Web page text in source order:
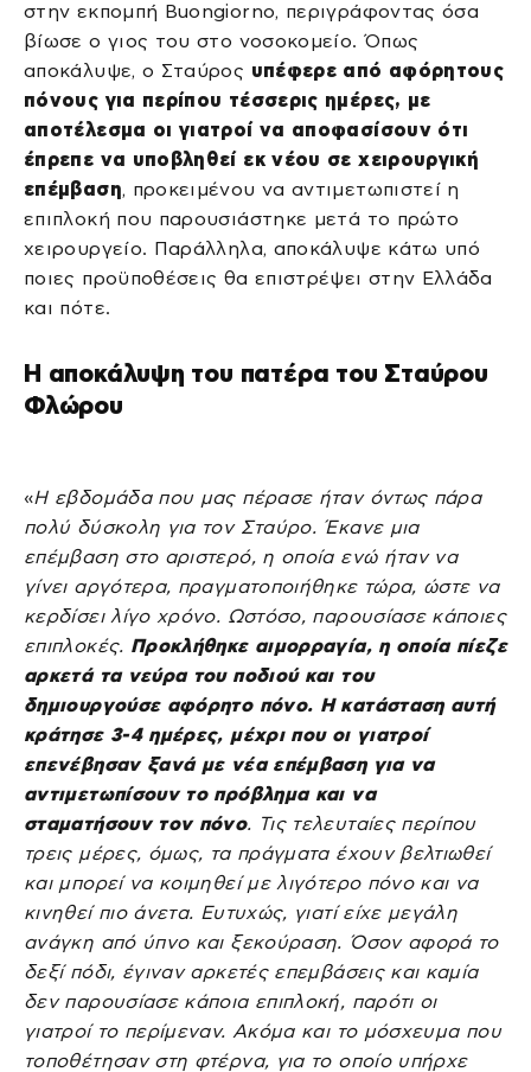
στην εκπομπή Buongiorno, περιγράφοντας όσα
βίωσε ο γιος του στο νοσοκομείο. Όπως
αποκάλυψε, ο Σταύρος υπέφερε από αφόρητους
πόνους για περίπου τέσσερις ημέρες, με
αποτέλεσμα οι γιατροί να αποφασίσουν ότι
έπρεπε να υποβληθεί εκ νέου σε χειρουργική
επέμβαση, προκειμένου να αντιμετωπιστεί η
επιπλοκή που παρουσιάστηκε μετά το πρώτο
χειρουργείο. Παράλληλα, αποκάλυψε κάτω υπό
ποιες προϋποθέσεις θα επιστρέψει στην Ελλάδα
και πότε.
Η αποκάλυψη του πατέρα του Σταύρου
Φλώρου
«Η εβδομάδα που μας πέρασε ήταν όντως πάρα
πολύ δύσκολη για τον Σταύρο. Έκανε μια
επέμβαση στο αριστερό, η οποία ενώ ήταν να
γίνει αργότερα, πραγματοποιήθηκε τώρα, ώστε να
κερδίσει λίγο χρόνο. Ωστόσο, παρουσίασε κάποιες
επιπλοκές. Προκλήθηκε αιμορραγία, η οποία πίεζε
αρκετά τα νεύρα του ποδιού και του
δημιουργούσε αφόρητο πόνο. Η κατάσταση αυτή
κράτησε 3-4 ημέρες, μέχρι που οι γιατροί
επενέβησαν ξανά με νέα επέμβαση για να
αντιμετωπίσουν το πρόβλημα και να
σταματήσουν τον πόνο. Τις τελευταίες περίπου
τρεις μέρες, όμως, τα πράγματα έχουν βελτιωθεί
και μπορεί να κοιμηθεί με λιγότερο πόνο και να
κινηθεί πιο άνετα. Ευτυχώς, γιατί είχε μεγάλη
ανάγκη από ύπνο και ξεκούραση. Όσον αφορά το
δεξί πόδι, έγιναν αρκετές επεμβάσεις και καμία
δεν παρουσίασε κάποια επιπλοκή, παρότι οι
γιατροί το περίμεναν. Ακόμα και το μόσχευμα που
τοποθέτησαν στη φτέρνα, για το οποίο υπήρχε